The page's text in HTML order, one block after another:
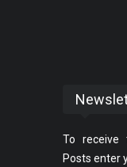
To receive
Posts enter